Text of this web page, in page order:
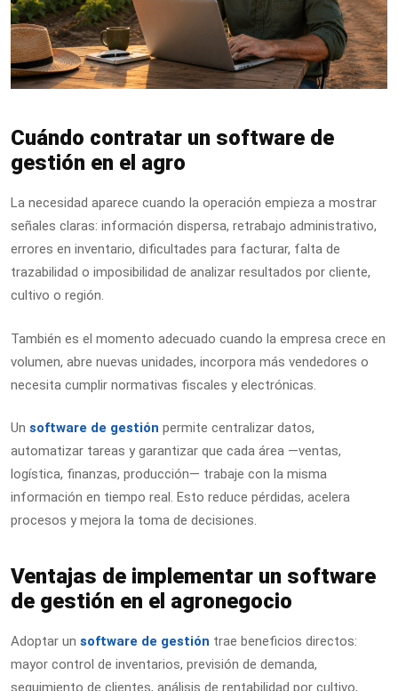
Cuándo contratar un software de
gestión en el agro
La necesidad aparece cuando la operación empieza a mostrar
señales claras: información dispersa, retrabajo administrativo,
errores en inventario, dificultades para facturar, falta de
trazabilidad o imposibilidad de analizar resultados por cliente,
cultivo o región.
También es el momento adecuado cuando la empresa crece en
volumen, abre nuevas unidades, incorpora más vendedores o
necesita cumplir normativas fiscales y electrónicas.
Un software de gestión permite centralizar datos,
automatizar tareas y garantizar que cada área —ventas,
logística, finanzas, producción— trabaje con la misma
información en tiempo real. Esto reduce pérdidas, acelera
procesos y mejora la toma de decisiones.
Ventajas de implementar un software
de gestión en el agronegocio
Adoptar un software de gestión trae beneficios directos:
mayor control de inventarios, previsión de demanda,